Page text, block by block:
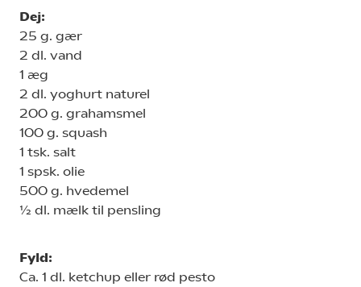
Dej:
25 g. gær
2 dl. vand
1 æg
2 dl. yoghurt naturel
200 g. grahamsmel
100 g. squash
1 tsk. salt
1 spsk. olie
500 g. hvedemel
½ dl. mælk til pensling
Fyld:
Ca. 1 dl. ketchup eller rød pesto